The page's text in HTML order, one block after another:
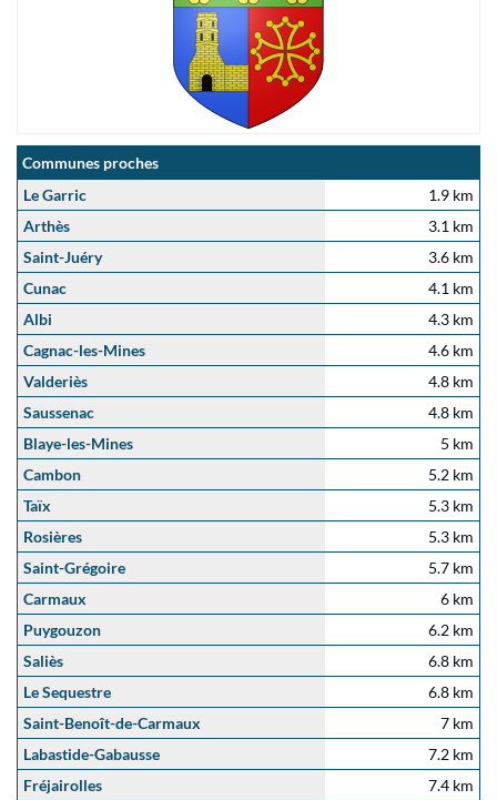
Communes proches
Le Garric
1.9 km
Arthès
3.1 km
Saint-Juéry
3.6 km
Cunac
4.1 km
Albi
4.3 km
Cagnac-les-Mines
4.6 km
Valderiès
4.8 km
Saussenac
4.8 km
Blaye-les-Mines
5 km
Cambon
5.2 km
Taïx
5.3 km
Rosières
5.3 km
Saint-Grégoire
5.7 km
Carmaux
6 km
Puygouzon
6.2 km
Saliès
6.8 km
Le Sequestre
6.8 km
Saint-Benoît-de-Carmaux
7 km
Labastide-Gabausse
7.2 km
Fréjairolles
7.4 km